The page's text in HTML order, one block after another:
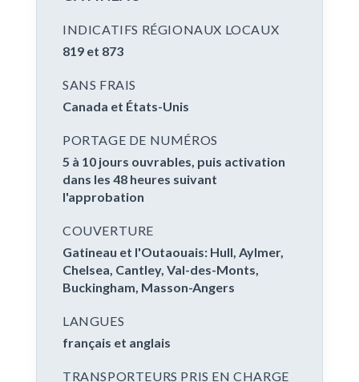
INDICATIFS RÉGIONAUX LOCAUX
819 et 873
SANS FRAIS
Canada et États-Unis
PORTAGE DE NUMÉROS
5 à 10 jours ouvrables, puis activation
dans les 48 heures suivant
l'approbation
COUVERTURE
Gatineau et l'Outaouais: Hull, Aylmer,
Chelsea, Cantley, Val-des-Monts,
Buckingham, Masson-Angers
LANGUES
français et anglais
TRANSPORTEURS PRIS EN CHARGE